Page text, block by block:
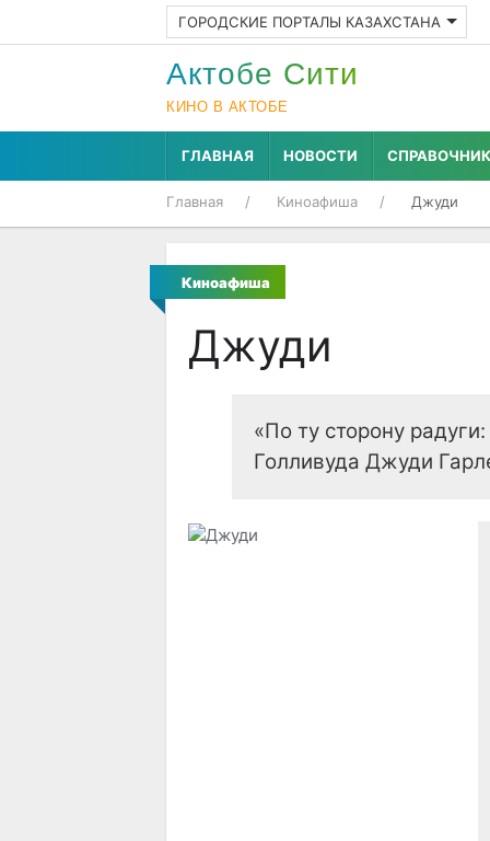
ГОРОДСКИЕ ПОРТАЛЫ КАЗАХСТАНА
Актобе Cити
КИНО В АКТОБЕ
ГЛАВНАЯ НОВОСТИ СПРАВОЧНИК
Главная Киноафиша Джуди
Киноафиша
Джуди
«По ту сторону
Голливуда Джуди